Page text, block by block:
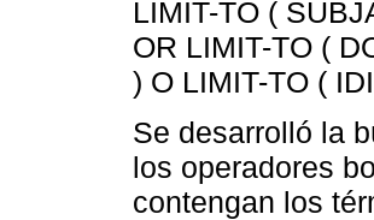
LIMIT-TO (
OR LIMIT-TO (
) O LIMIT-TO (
Se desarrolló la
los operadores
contengan los